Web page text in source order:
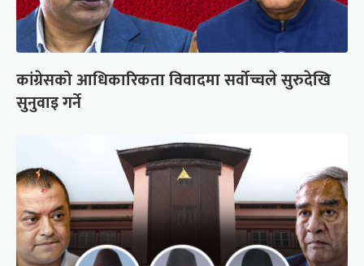
कांग्रेसको आधिकारिकता विवादमा सर्वोच्चले सुरुदेखि
सुनुवाइ गर्ने